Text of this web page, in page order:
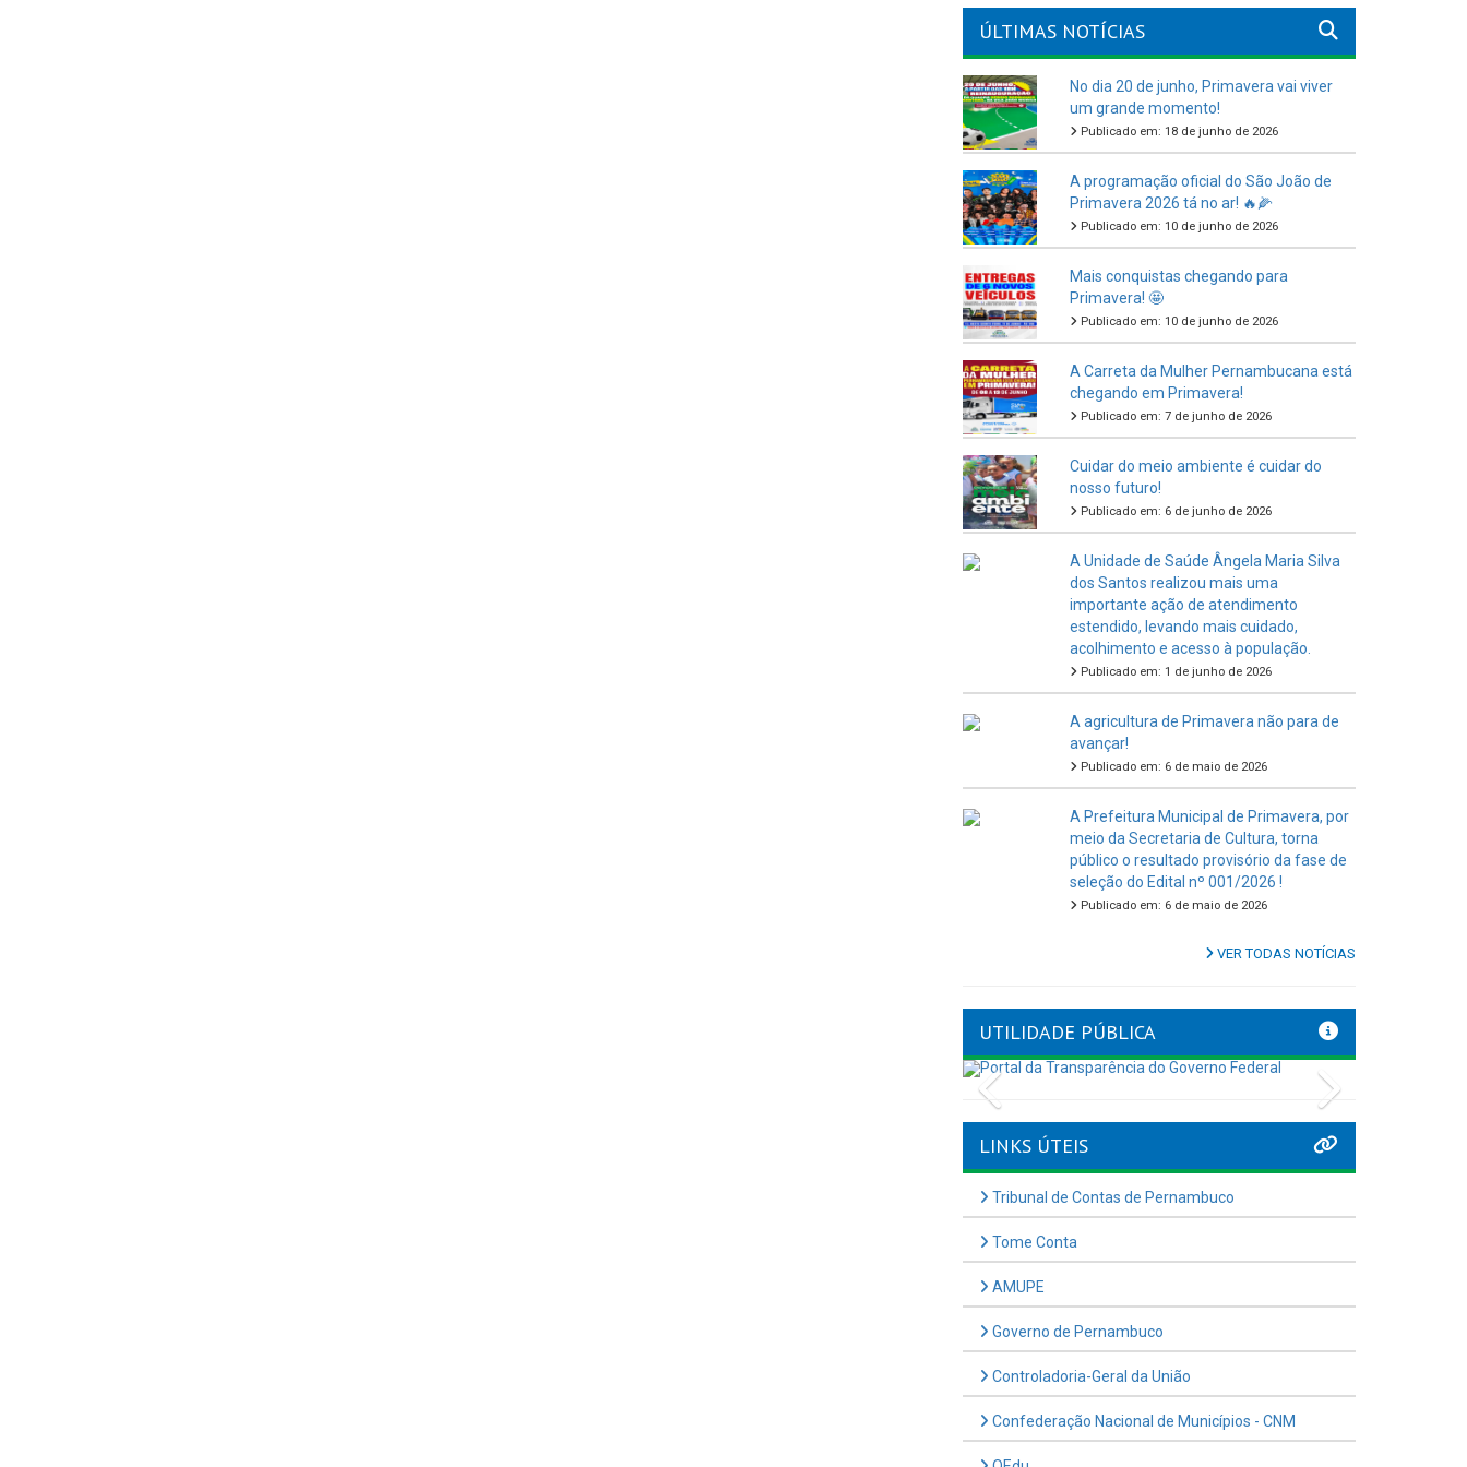
ÚLTIMAS NOTÍCIAS
No dia 20 de junho, Primavera vai viver
um grande momento!
Publicado em: 18 de junho de 2026
A programação oficial do São João de
Primavera 2026 tá no ar! 🔥🌽
Publicado em: 10 de junho de 2026
Mais conquistas chegando para
Primavera! 🤩
Publicado em: 10 de junho de 2026
A Carreta da Mulher Pernambucana está
chegando em Primavera!
Publicado em: 7 de junho de 2026
Cuidar do meio ambiente é cuidar do
nosso futuro!
Publicado em: 6 de junho de 2026
A Unidade de Saúde Ângela Maria Silva
dos Santos realizou mais uma
importante ação de atendimento
estendido, levando mais cuidado,
acolhimento e acesso à população.
Publicado em: 1 de junho de 2026
A agricultura de Primavera não para de
avançar!
Publicado em: 6 de maio de 2026
A Prefeitura Municipal de Primavera, por
meio da Secretaria de Cultura, torna
público o resultado provisório da fase de
seleção do Edital nº 001/2026 !
Publicado em: 6 de maio de 2026
VER TODAS NOTÍCIAS
UTILIDADE PÚBLICA
Previous
LINKS ÚTEIS
Tribunal de Contas de Pernambuco
Tome Conta
AMUPE
Governo de Pernambuco
Controladoria-Geral da União
Confederação Nacional de Municípios - CNM